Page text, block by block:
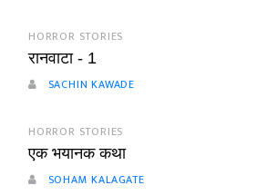
HORROR STORIES
रानवाटा - 1
SACHIN KAWADE
HORROR STORIES
एक भयानक कथा
SOHAM KALAGATE